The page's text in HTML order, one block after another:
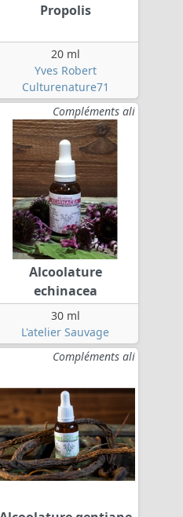
Propolis
20 ml
Yves Robert
Culturenature71
Compléments ali
Alcoolature
echinacea
30 ml
L'atelier Sauvage
Compléments ali